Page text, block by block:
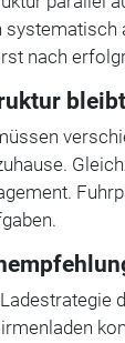
systematisch
nach